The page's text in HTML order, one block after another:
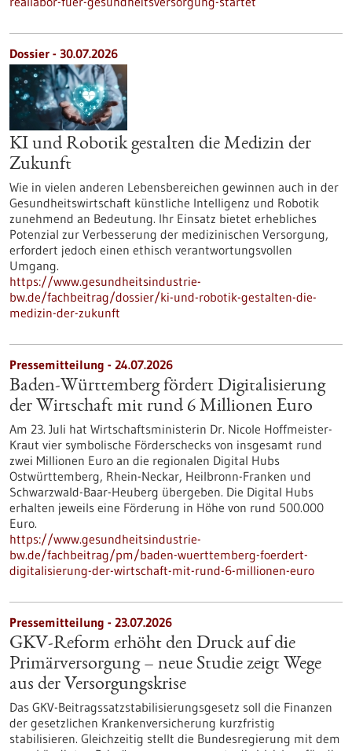
Dossier - 30.07.2026
KI und Robotik gestalten die Medizin der
Zukunft
Wie in vielen anderen Lebensbereichen gewinnen auch in der
Gesundheitswirtschaft künstliche Intelligenz und Robotik
zunehmend an Bedeutung. Ihr Einsatz bietet erhebliches
Potenzial zur Verbesserung der medizinischen Versorgung,
erfordert jedoch einen ethisch verantwortungsvollen
Umgang.
https://www.gesundheitsindustrie-
bw.de/fachbeitrag/dossier/ki-und-robotik-gestalten-die-
medizin-der-zukunft
Pressemitteilung - 24.07.2026
Baden-Württemberg fördert Digitalisierung
der Wirtschaft mit rund 6 Millionen Euro
Am 23. Juli hat Wirtschaftsministerin Dr. Nicole Hoffmeister-
Kraut vier symbolische Förderschecks von insgesamt rund
zwei Millionen Euro an die regionalen Digital Hubs
Ostwürttemberg, Rhein-Neckar, Heilbronn-Franken und
Schwarzwald-Baar-Heuberg übergeben. Die Digital Hubs
erhalten jeweils eine Förderung in Höhe von rund 500.000
Euro.
https://www.gesundheitsindustrie-
bw.de/fachbeitrag/pm/baden-wuerttemberg-foerdert-
digitalisierung-der-wirtschaft-mit-rund-6-millionen-euro
Pressemitteilung - 23.07.2026
GKV-Reform erhöht den Druck auf die
Primärversorgung – neue Studie zeigt Wege
aus der Versorgungskrise
Das GKV-Beitragssatzstabilisierungsgesetz soll die Finanzen
der gesetzlichen Krankenversicherung kurzfristig
stabilisieren. Gleichzeitig stellt die Bundesregierung mit dem